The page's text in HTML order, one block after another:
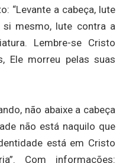
“Levante a cabeça, lute
mesmo, lute contra a
Lembre-se Cristo
Ele morreu pelas suas
não abaixe a cabeça
não está naquilo que
está em Cristo
Com informações: